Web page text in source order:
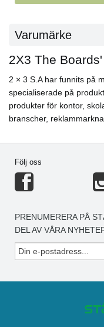
Varumärke
2X3 The
2 × 3 S.A har funnits på
specialiserade på
produkter för kontor,
branscher,
Följ oss
PRENUMERERA PÅ
DEL AV VÅRA